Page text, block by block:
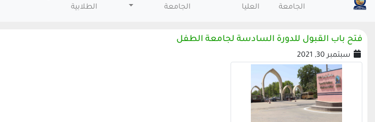
الجامعة
العليا
الجامعة
الطلابية
فتح باب القبول للدورة السادسة لجامعة الطفل
سبتمبر 30, 2021